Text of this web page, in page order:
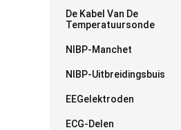
De Kabel Van De
Temperatuursonde
NIBP-Manchet
NIBP-Uitbreidingsbuis
EEGelektroden
ECG-Delen